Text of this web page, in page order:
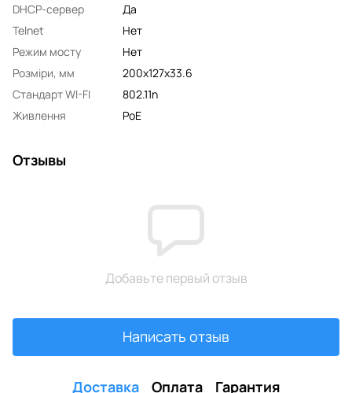
DHCP-сервер
Да
Telnet
Нет
Режим мосту
Нет
Розміри, мм
200x127x33.6
Стандарт WI-FI
802.11n
Живлення
PoE
Отзывы
Добавьте первый отзыв
Написать отзыв
Доставка Оплата Гарантия